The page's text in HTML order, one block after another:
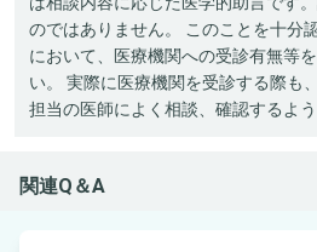
のではありません。 このことを十分
において、医療機関への受診有無等
い。 実際に医療機関を受診する際も
担当の医師によく相談、確認するよ
関連Q＆A